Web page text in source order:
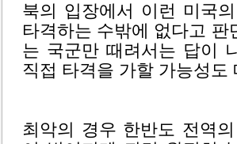
북의 입장에서 이런 미국
타격하는 수밖에 없다고
는 국군만 때려서는 답이
직접 타격을 가할 가능성도
최악의 경우 한반도 전역